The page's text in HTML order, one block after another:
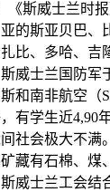
《斯威士兰时
的斯亚贝巴、
比、多哈、吉
威士兰国防军
和南非航空（
有学生近4,90
社会极大不满
藏有石棉、煤
威士兰工会结